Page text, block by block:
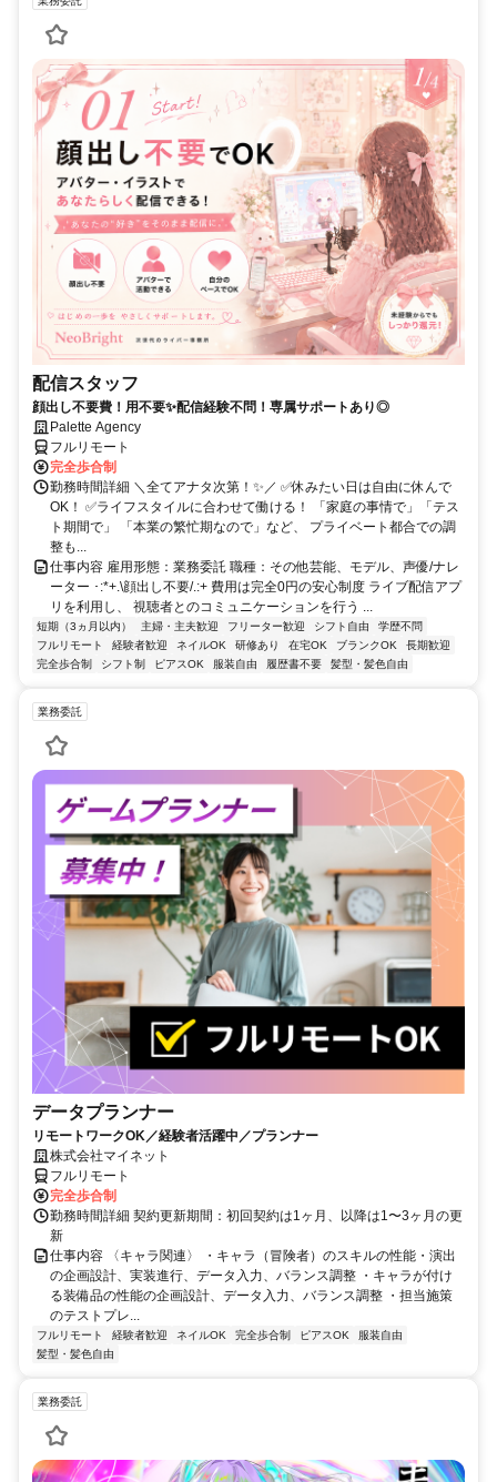
配信スタッフ
顔出し不要費！用不要✨配信経験不問！専属サポートあり◎
Palette Agency
フルリモート
完全歩合制
勤務時間詳細 ＼全てアナタ次第！✨／ ✅休みたい日は自由に休んで
OK！ ✅ライフスタイルに合わせて働ける！ 「家庭の事情で」「テス
ト期間で」 「本業の繁忙期なので」など、 プライベート都合での調
整も...
仕事内容 雇用形態：業務委託 職種：その他芸能、モデル、声優/ナレ
ーター ･:*+.\顔出し不要/.:+ 費用は完全0円の安心制度 ライブ配信アプ
リを利用し、 視聴者とのコミュニケーションを行う ...
短期（3ヵ月以内） 主婦・主夫歓迎 フリーター歓迎 シフト自由
学歴不問
フルリモート
経験者歓迎 ネイルOK 研修あり 在宅OK ブランクOK
長期歓迎
完全歩合制
シフト制 ピアスOK 服装自由 履歴書不要 髪型・髪色自由
業務委託
データプランナー
リモートワークOK／経験者活躍中／プランナー
株式会社マイネット
フルリモート
完全歩合制
勤務時間詳細 契約更新期間：初回契約は1ヶ月、以降は1〜3ヶ月の更
新
仕事内容 〈キャラ関連〉 ・キャラ（冒険者）のスキルの性能・演出
の企画設計、実装進行、データ入力、バランス調整 ・キャラが付け
る装備品の性能の企画設計、データ入力、バランス調整 ・担当施策
のテストプレ...
フルリモート 経験者歓迎 ネイルOK 完全歩合制 ピアスOK
服装自由
髪型・髪色自由
業務委託